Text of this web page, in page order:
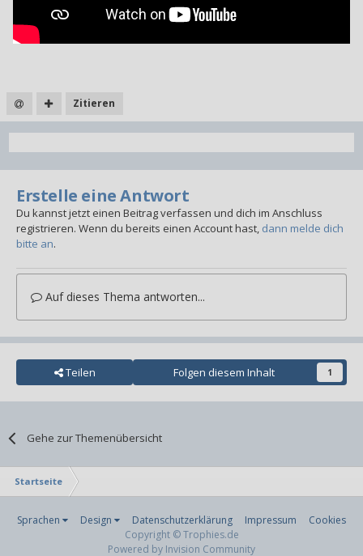
Zitieren
Erstelle eine Antwort
Du kannst jetzt einen Beitrag verfassen und dich im Anschluss
registrieren. Wenn du bereits einen Account hast, dann melde dich
bitte an.
Auf dieses Thema antworten...
Teilen Folgen diesem Inhalt 1
Gehe zur Themenübersicht
Startseite
Sprachen Design Datenschutzerklärung Impressum
Cookies
Copyright © Trophies.de
Powered by Invision Community